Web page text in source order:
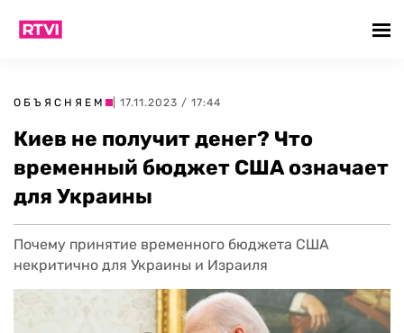
ОБЪЯСНЯЕМ | 17.11.2023 / 17:44
Киев не получит денег? Что
временный бюджет США означает
для Украины
Почему принятие временного бюджета США
некритично для Украины и Израиля